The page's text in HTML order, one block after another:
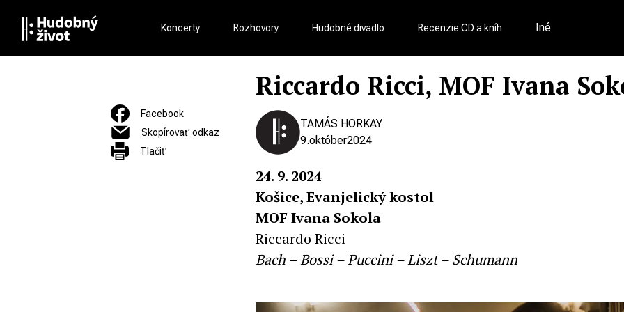
Koncerty Rozhovory Hudobné divadlo Recenzie CD a kníh Iné
Riccardo Ricci, MOF Ivana
Facebook
Skopírovať odkaz
Tlačiť
TAMÁS HORKAY
9.október2024
24. 9. 2024
Košice, Evanjelický kostol
MOF Ivana Sokola
Riccardo Ricci
Bach – Bossi – Puccini – Liszt – Schumann